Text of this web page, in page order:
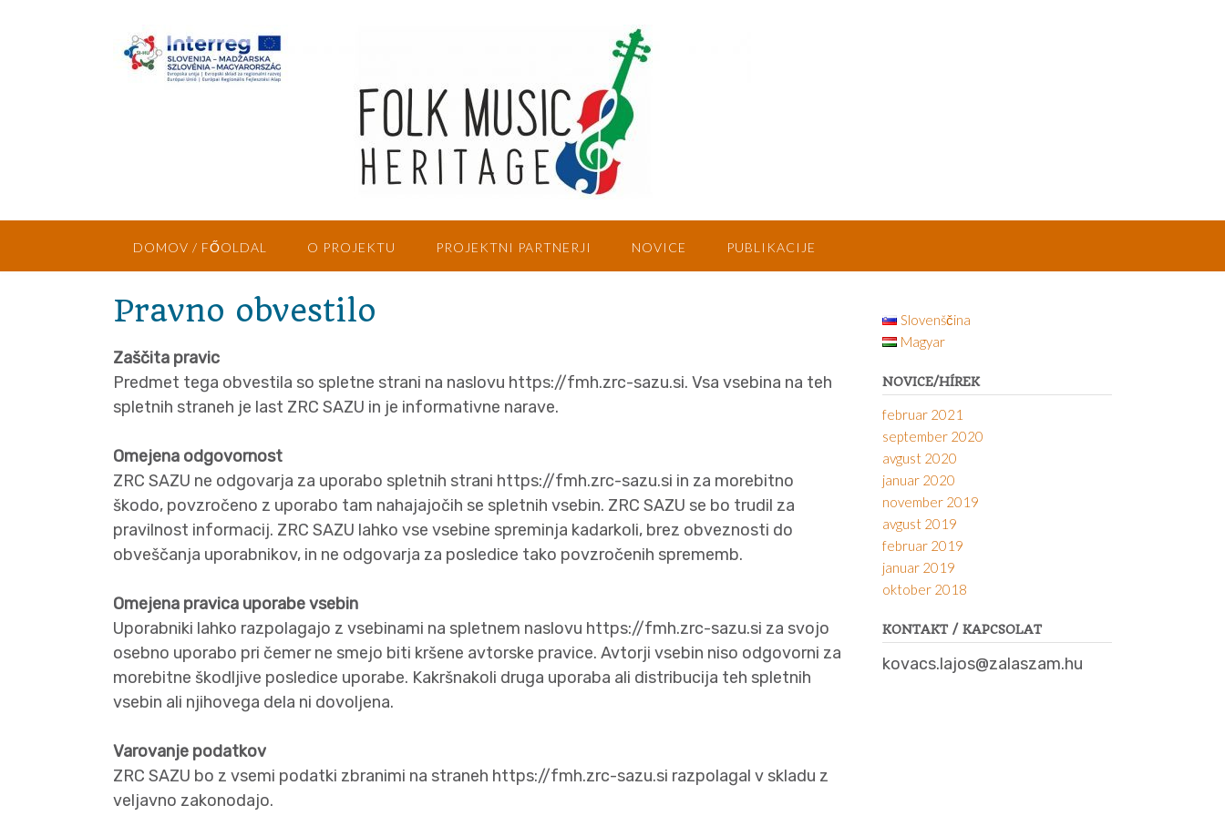
DOMOV / FŐOLDAL O PROJEKTU PROJEKTNI PARTNERJI NOVICE PUBLIKACIJE
Pravno obvestilo
Zaščita pravic
Predmet tega obvestila so spletne strani na naslovu https://fmh.zrc-sazu.si. Vsa vsebina na teh
spletnih straneh je last ZRC SAZU in je informativne narave.
Omejena odgovornost
ZRC SAZU ne odgovarja za uporabo spletnih strani https://fmh.zrc-sazu.si in za morebitno
škodo, povzročeno z uporabo tam nahajajočih se spletnih vsebin. ZRC SAZU se bo trudil za
pravilnost informacij. ZRC SAZU lahko vse vsebine spreminja kadarkoli, brez obveznosti do
obveščanja uporabnikov, in ne odgovarja za posledice tako povzročenih sprememb.
Omejena pravica uporabe vsebin
Uporabniki lahko razpolagajo z vsebinami na spletnem naslovu https://fmh.zrc-sazu.si za svojo
osebno uporabo pri čemer ne smejo biti kršene avtorske pravice. Avtorji vsebin niso odgovorni za
morebitne škodljive posledice uporabe. Kakršnakoli druga uporaba ali distribucija teh spletnih
vsebin ali njihovega dela ni dovoljena.
Varovanje podatkov
ZRC SAZU bo z vsemi podatki zbranimi na straneh https://fmh.zrc-sazu.si razpolagal v skladu z
veljavno zakonodajo.
Slovenščina
Magyar
NOVICE/HÍREK
februar 2021
september 2020
avgust 2020
januar 2020
november 2019
avgust 2019
februar 2019
januar 2019
oktober 2018
KONTAKT / KAPCSOLAT
kovacs.lajos@zalaszam.hu